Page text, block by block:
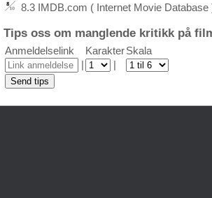
8.3 IMDB.com ( Internet Movie Database
Tips oss om manglende kritikk på
Anmeldelselink KarakterSkala
|
|